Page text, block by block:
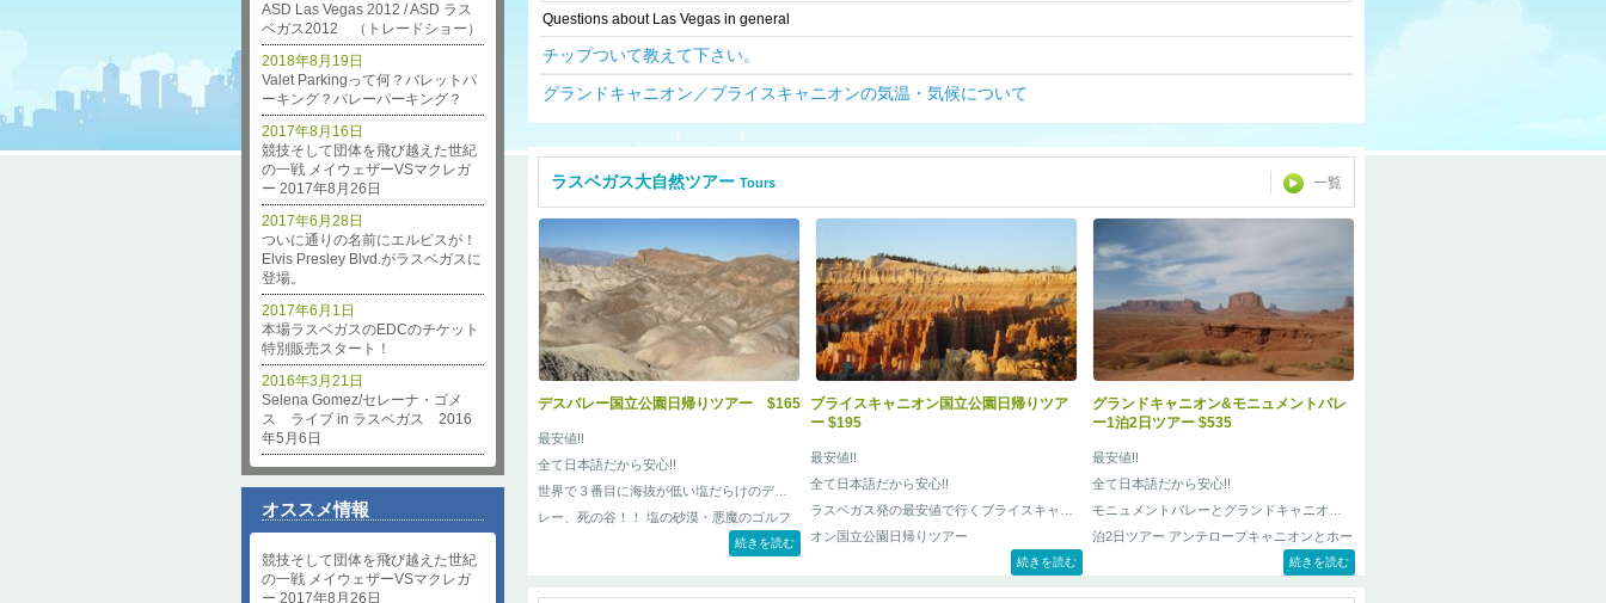
ASD Las Vegas 2012 / ASD ラス
ベガス2012 （トレードショー）
Valet Parkingって何？バレットパ
ーキング？バレーパーキング？
2018年8月19日
競技そして団体を飛び越えた世紀
の一戦 メイウェザーVSマクレガ
ー 2017年8月26日
2017年8月16日
ついに通りの名前にエルビスが！
Elvis Presley Blvd.がラスベガスに
登場。
2017年6月28日
本場ラスベガスのEDCのチケット
特別販売スタート！
2017年6月1日
Selena Gomez/セレーナ・ゴメ
ス ライブ in ラスベガス 2016
年5月6日
2016年3月21日
オススメ情報
競技そして団体を飛び越えた世紀
の一戦 メイウェザーVSマクレガ
ー 2017年8月26日
Questions about Las Vegas in general
チップついて教えて下さい。
グランドキャニオン／ブライスキャニオンの気温・気候について
ラスベガス大自然ツアーTours 一覧
デスバレー国立公園日帰りツアー $165
最安値!!
全て日本語だから安心!!
世界で３番目に海抜が低い塩だらけのデスバ
レー、死の谷！！ 塩の砂漠・悪魔のゴルフ
コースなどの展望台を巡るツアーのご案内。
続きを読む
ブライスキャニオン国立公園日帰りツア
ー $195
最安値!!
全て日本語だから安心!!
ラスベガス発の最安値で行くブライスキャニ
オン国立公園日帰りツアー
続きを読む
グランドキャニオン&モニュメントバレ
ー1泊2日ツアー $535
最安値!!
全て日本語だから安心!!
モニュメントバレーとグランドキャニオン1
泊2日ツアー アンテロープキャニオンとホー
スシューベンドが組み込みで、この価格で
続きを読む